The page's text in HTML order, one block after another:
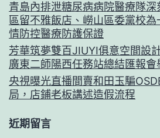
青島內排泄糖尿病病院醫療隊
區留不雅飯店、嶗山區委黨校
情防控醫療防護保證
芳華筑夢雙百JIUYI俱意空間設
廣東二師陽西任務站總結匯報會
央視曝光直播間賣和田玉騙
局，店鋪老板講述造假流程
近期留言